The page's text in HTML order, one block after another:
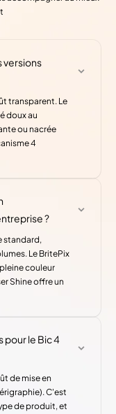
versions
transparent. Le
doux au
ou nacrée
4
?
standard,
Le BritePix
couleur
Shine offre un
pour le Bic 4
de mise en
C'est
de produit, et